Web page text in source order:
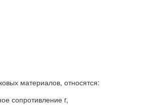
материалов, относятся:
сопротивление r,